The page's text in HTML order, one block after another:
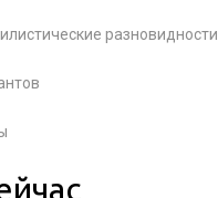
разновидности